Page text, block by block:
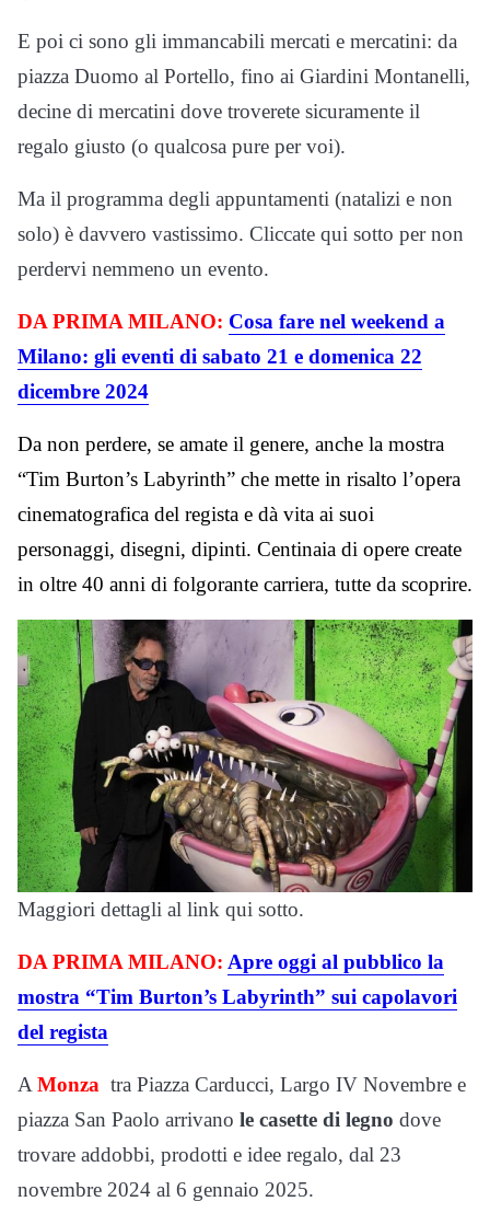
E poi ci sono gli immancabili mercati e mercatini: da
piazza Duomo al Portello, fino ai Giardini Montanelli,
decine di mercatini dove troverete sicuramente il
regalo giusto (o qualcosa pure per voi).
Ma il programma degli appuntamenti (natalizi e non
solo) è davvero vastissimo. Cliccate qui sotto per non
perdervi nemmeno un evento.
DA PRIMA MILANO: Cosa fare nel weekend a
Milano: gli eventi di sabato 21 e domenica 22
dicembre 2024
Da non perdere, se amate il genere, anche la mostra
“Tim Burton’s Labyrinth” che mette in risalto l’opera
cinematografica del regista e dà vita ai suoi
personaggi, disegni, dipinti. Centinaia di opere create
in oltre 40 anni di folgorante carriera, tutte da scoprire.
Maggiori dettagli al link qui sotto.
DA PRIMA MILANO: Apre oggi al pubblico la
mostra “Tim Burton’s Labyrinth” sui capolavori
del regista
AMonza tra Piazza Carducci, Largo IV Novembre e
piazza San Paolo arrivano le casette di legno dove
trovare addobbi, prodotti e idee regalo, dal 23
novembre 2024 al 6 gennaio 2025.